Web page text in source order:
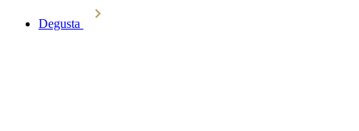
Degusta